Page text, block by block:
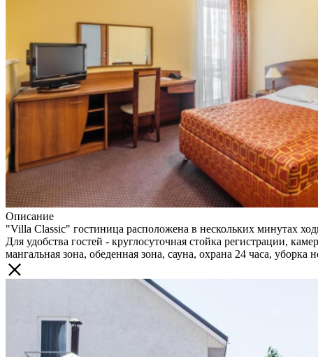
Описание
"Villa Classic" гостиница расположена в нескольких минутах
Для удобства гостей - круглосуточная стойка регистрации,
мангальная зона, обеденная зона, сауна, охрана 24 часа,